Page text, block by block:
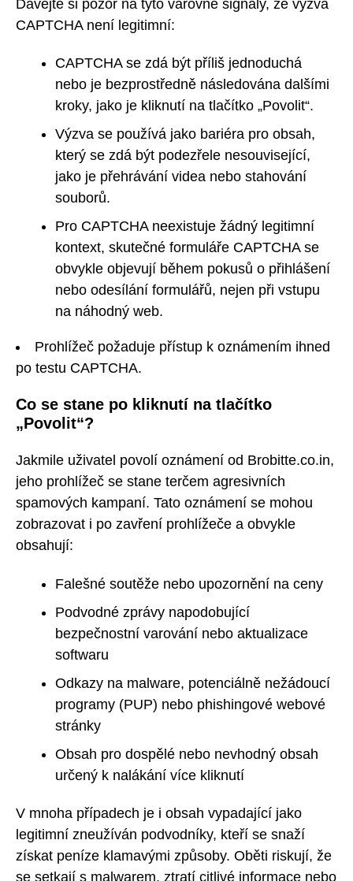
Dávejte si pozor na tyto varovné signály, že výzva
CAPTCHA není legitimní:
CAPTCHA se zdá být příliš jednoduchá
nebo je bezprostředně následována dalšími
kroky, jako je kliknutí na tlačítko „Povolit“.
Výzva se používá jako bariéra pro obsah,
který se zdá být podezřele nesouvisející,
jako je přehrávání videa nebo stahování
souborů.
Pro CAPTCHA neexistuje žádný legitimní
kontext, skutečné formuláře CAPTCHA se
obvykle objevují během pokusů o přihlášení
nebo odesílání formulářů, nejen při vstupu
na náhodný web.
Prohlížeč požaduje přístup k oznámením ihned
po testu CAPTCHA.
Co se stane po kliknutí na tlačítko
„Povolit“?
Jakmile uživatel povolí oznámení od Brobitte.co.in,
jeho prohlížeč se stane terčem agresivních
spamových kampaní. Tato oznámení se mohou
zobrazovat i po zavření prohlížeče a obvykle
obsahují:
Falešné soutěže nebo upozornění na ceny
Podvodné zprávy napodobující
bezpečnostní varování nebo aktualizace
softwaru
Odkazy na malware, potenciálně nežádoucí
programy (PUP) nebo phishingové webové
stránky
Obsah pro dospělé nebo nevhodný obsah
určený k nalákání více kliknutí
V mnoha případech je i obsah vypadající jako
legitimní zneužíván podvodníky, kteří se snaží
získat peníze klamavými způsoby. Oběti riskují, že
se setkají s malwarem, ztratí citlivé informace nebo